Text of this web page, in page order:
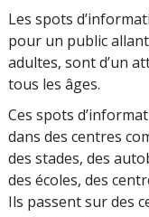
Les spots
pour un public
adultes, sont d’un
tous les âges.
Ces spots
dans des centres
des stades, des
des écoles, des
Ils passent sur des